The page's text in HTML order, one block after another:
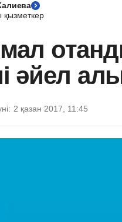
қызметкер
әйел
2 қазан 2017, 11:45